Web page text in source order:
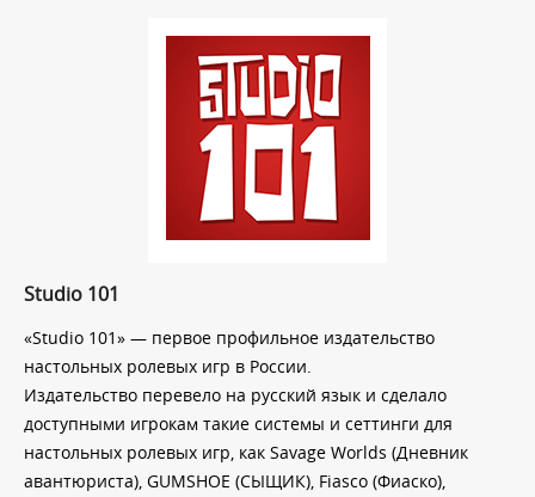
Studio 101
«Studio 101» — первое профильное издательство
настольных ролевых игр в России.
Издательство перевело на русский язык и сделало
доступными игрокам такие системы и сеттинги для
настольных ролевых игр, как Savage Worlds (Дневник
авантюриста), GUMSHOE (СЫЩИК), Fiasco (Фиаско),